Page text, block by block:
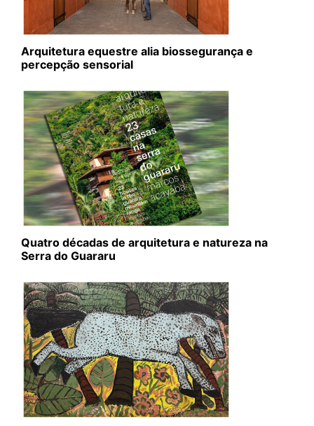
Arquitetura equestre alia biossegurança e
percepção sensorial
Quatro décadas de arquitetura e natureza na
Serra do Guararu